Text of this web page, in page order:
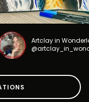
Artclay in